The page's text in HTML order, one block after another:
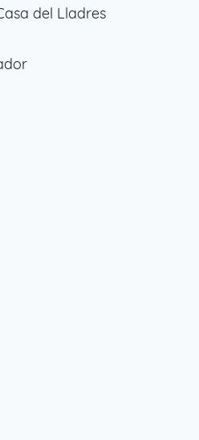
del Lladres